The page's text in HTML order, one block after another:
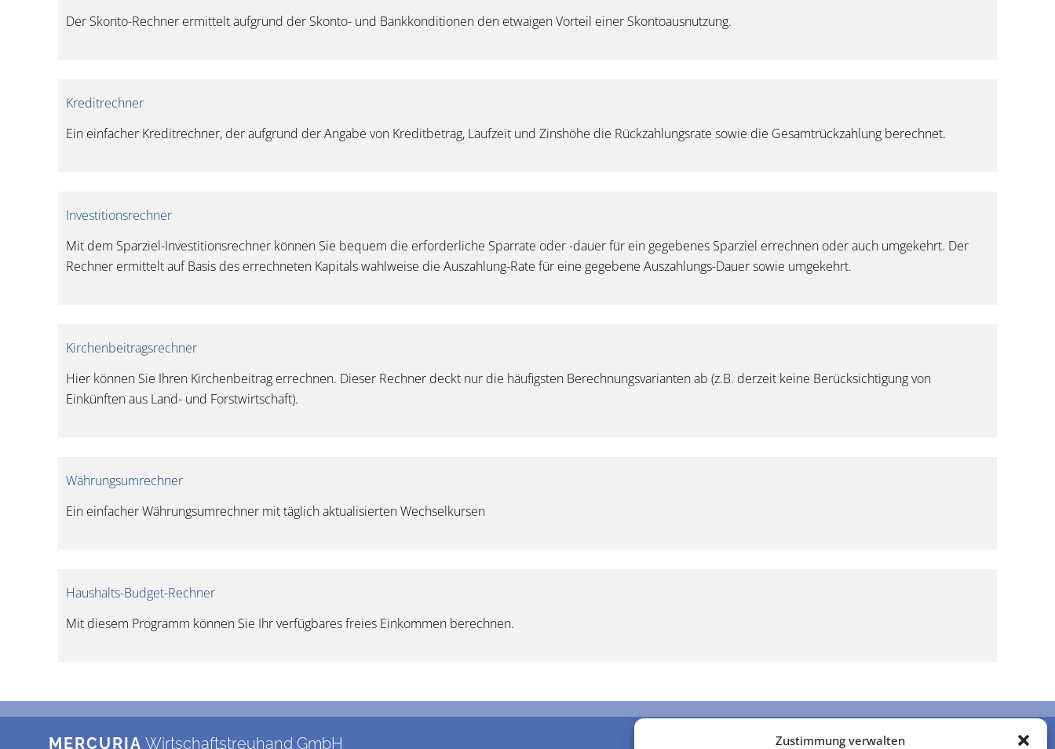
Zustimmung verwalten
Der Skonto-Rechner ermittelt aufgrund der Skonto- und Bankkonditionen den etwaigen Vorteil einer Skontoausnutzung.
Kreditrechner
Ein einfacher Kreditrechner, der aufgrund der Angabe von Kreditbetrag, Laufzeit und Zinshöhe die Rückzahlungsrate sowie die Gesamtrückzahlung berechnet.
Investitionsrechner
Mit dem Sparziel-Investitionsrechner können Sie bequem die erforderliche Sparrate oder -dauer für ein gegebenes Sparziel errechnen oder auch umgekehrt. Der
Rechner ermittelt auf Basis des errechneten Kapitals wahlweise die Auszahlung-Rate für eine gegebene Auszahlungs-Dauer sowie umgekehrt.
Kirchenbeitragsrechner
Hier können Sie Ihren Kirchenbeitrag errechnen. Dieser Rechner deckt nur die häufigsten Berechnungsvarianten ab (z.B. derzeit keine Berücksichtigung von
Einkünften aus Land- und Forstwirtschaft).
Währungsumrechner
Ein einfacher Währungsumrechner mit täglich aktualisierten Wechselkursen
Haushalts-Budget-Rechner
Mit diesem Programm können Sie Ihr verfügbares freies Einkommen berechnen.
MERCURIA Wirtschaftstreuhand GmbH Steuerberatungsgesellschaft